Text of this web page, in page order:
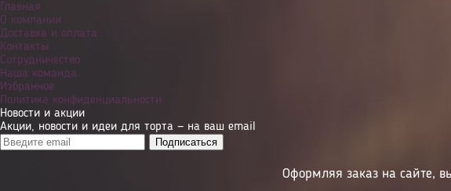
Главная
О компании
Доставка и оплата
Контакты
Сотрудничество
Наша команда
Избранное
Политика конфиденциальности
Новости и акции
Акции, новости и идеи для торта — на ваш email
Оформляя заказ на сайте,